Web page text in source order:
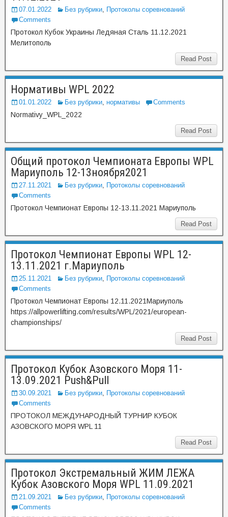
07.01.2022 Без рубрики, Протоколы соревнований
Comments
Протокол Кубок Украины Ледяная Сталь 11.12.2021
Мелитополь
Read Post
Нормативы WPL 2022
01.01.2022 Без рубрики, нормативы Comments
Normativy_WPL_2022
Read Post
Общий протокол Чемпионата Европы WPL
Мариуполь 12-13ноября2021
27.11.2021 Без рубрики, Протоколы соревнований
Comments
Протокол Чемпионат Европы 12-13.11.2021 Мариуполь
Read Post
Протокол Чемпионат Европы WPL 12-
13.11.2021 г.Мариуполь
25.11.2021 Без рубрики, Протоколы соревнований
Comments
Протокол Чемпионат Европы 12.11.2021Мариуполь
https://allpowerlifting.com/results/WPL/2021/european-
championships/
Read Post
Протокол Кубок Азовского Моря 11-
13.09.2021 Push&Pull
30.09.2021 Без рубрики, Протоколы соревнований
Comments
ПРОТОКОЛ МЕЖДУНАРОДНЫЙ ТУРНИР КУБОК
АЗОВСКОГО МОРЯ WPL 11
Read Post
Протокол Экстремальный ЖИМ ЛЕЖА
Кубок Азовского Моря WPL 11.09.2021
21.09.2021 Без рубрики, Протоколы соревнований
Comments